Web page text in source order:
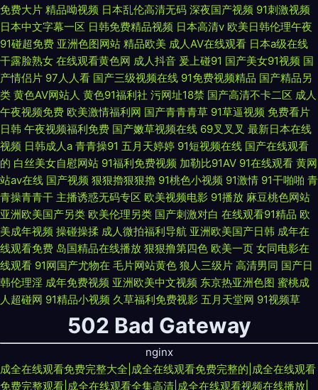
免费大片 精品呦视频 日本乱伦高清无码 深夜国产视频 91刺激视频
日本中文字幕一区 日韩免费精品视频 日本高清v 欧美日韩伦理午夜
91碰超免费 亚洲色图网站 精品欧美 成人AV在线观看 日本a级在线
干露脸熟女 在线观看黄色网 成人抖音 爰上碰91 国产美女91视频 国
产情侣片 97人人看 国产三级视频在线 91免费视频精品 国产精品另
类 黄色AV网站人 黄色91福利社 污网址18禁 国产高清不卡二区 成人
午夜视频免费 欧美激情福利网 国产青青青草 91草逼视频 免费看片
日韩 午夜视频福利免费 国产嫩草视频在线 69叉叉叉 最新日本在线
视频 日韩成人a 青青操91 五月天婷婷 91短视频在线 国产在线观看
的 白丝美女自慰网站 91福利免费视频 加勒比91AV 91在线观看 黄网
站av在线 国产视频 狠狠擼狠狠擼 91桃色小视频 91激情 91干啪啪 青
青操青青干 主播诱惑无码专区 欧美视频电影 91播放 麻豆桃色网站
亚洲欧美国产另类 欧美伦理另类 国产刺激对白 在线观看91精品 欧
美成年视频 操碰操揉 成人微拍福利导航 亚洲欧美国产日韩 成年在
线观看免费 岛国精品在线播放 狠狠撸第四色 欧美一页 女同电影在
线观看 91网国产尤物在 毛片网站黄色 狼人三级片 高清男同 国产日
韩伦理淫 成年免费视频 亚洲欧美中文视频 东京热亚洲色图 蜜桃成
人超碰网 91精品小视频 久草福利免费视影 五月天堂网 91视频草
502 Bad Gateway
nginx
成全在线观看免费完整大全|成全在线观看免费完整的|成全在线观看
免费完整观看|成全在线观看全集高清|成全在线观看视频在线播放|